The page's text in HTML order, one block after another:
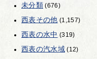
未分類(676)
西表その他 (1,157)
西表の水中 (319)
西表の汽水域(12)